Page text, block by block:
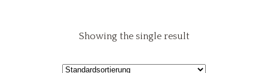
Showing the single result